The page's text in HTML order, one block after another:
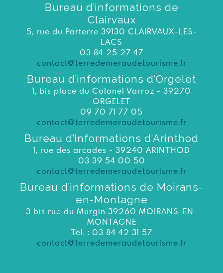
Bureau d’informations de
Clairvaux
5, rue du Parterre 39130 CLAIRVAUX-LES-
LACS
03 84 25 27 47
contact@terredemeraudetourisme.fr
Bureau d’informations d’Orgelet
1, bis place du Colonel Varroz - 39270
ORGELET
09 70 71 77 05
contact@terredemeraudetourisme.fr
Bureau d’informations d’Arinthod
1, rue des arcades - 39240 ARINTHOD
03 39 54 00 50
contact@terredemeraudetourisme.fr
Bureau d’informations de Moirans-
en-Montagne
3 bis rue du Murgin 39260 MOIRANS-EN-
MONTAGNE
Tél. : 03 84 42 31 57
contact@terredemeraudetourisme.fr